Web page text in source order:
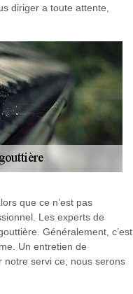
diriger a toute attente,
que ce n’est pas
Les experts de
Généralement, c’est
Un entretien de
notre servi ce, nous serons